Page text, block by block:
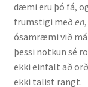
Fræðilegir
Ýmis erindi
dæmi eru þó fá,
frumstigi með en
ósamræmi við
þessi notkun sé
ekki einfalt að
ekki talist rangt.